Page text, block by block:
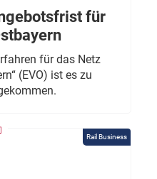
für
für das Netz
(EVO) ist es zu
Rail Business